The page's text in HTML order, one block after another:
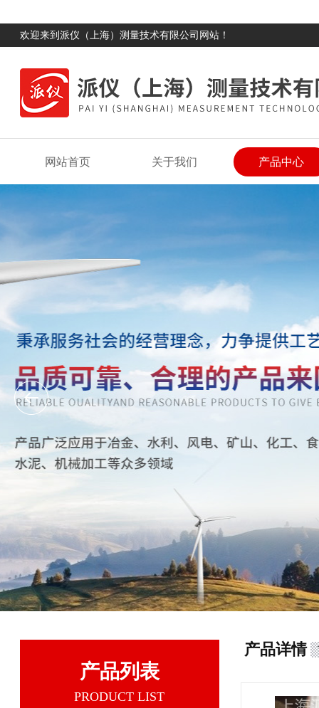
欢迎来到派仪（上海）测量技术有限公司网站！
网站首页 关于我们 产品中心
产品列表
PRODUCT LIST
产品详情